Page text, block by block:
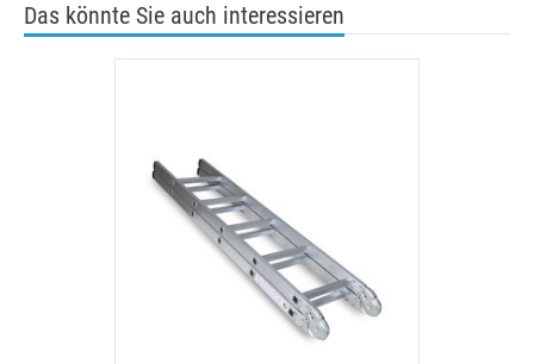
Das könnte Sie auch interessieren